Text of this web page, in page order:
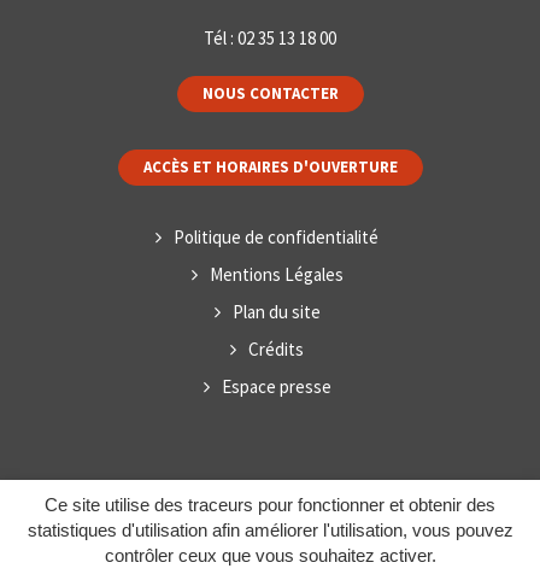
Ce site utilise des traceurs pour fonctionner et obtenir des
statistiques d'utilisation afin améliorer l'utilisation, vous pouvez
contrôler ceux que vous souhaitez activer.
Tél : 02 35 13 18 00
NOUS CONTACTER
ACCÈS ET HORAIRES D'OUVERTURE
Politique de confidentialité
Mentions Légales
Plan du site
Crédits
Espace presse